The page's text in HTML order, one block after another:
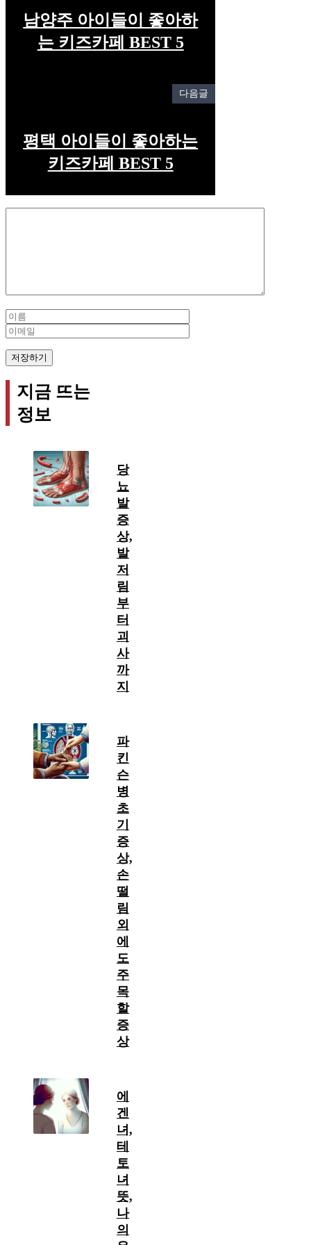
남양주 아이들이 좋아하
는 키즈카페 BEST 5
다음글
평택 아이들이 좋아하는
키즈카페 BEST 5
Name
지금 뜨는
정보
당
뇨
발
증
상,
발
저
림
부
터
괴
사
까
지
파
킨
슨
병
초
기
증
상,
손
떨
림
외
에
도
주
목
할
증
상
에
겐
녀,
테
토
녀
뜻,
나
의